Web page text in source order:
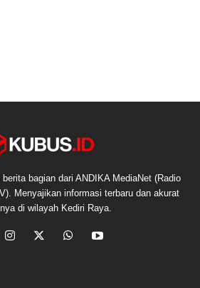
bagian dari ANDIKA MediaNet (Radio
Menyajikan informasi terbaru dan akurat
di wilayah Kediri Raya.